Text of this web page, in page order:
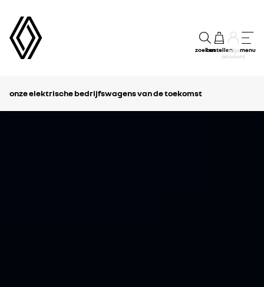
zoekenbestellenmijn
account
menu
onze elektrische bedrijfswagens van de toekomst